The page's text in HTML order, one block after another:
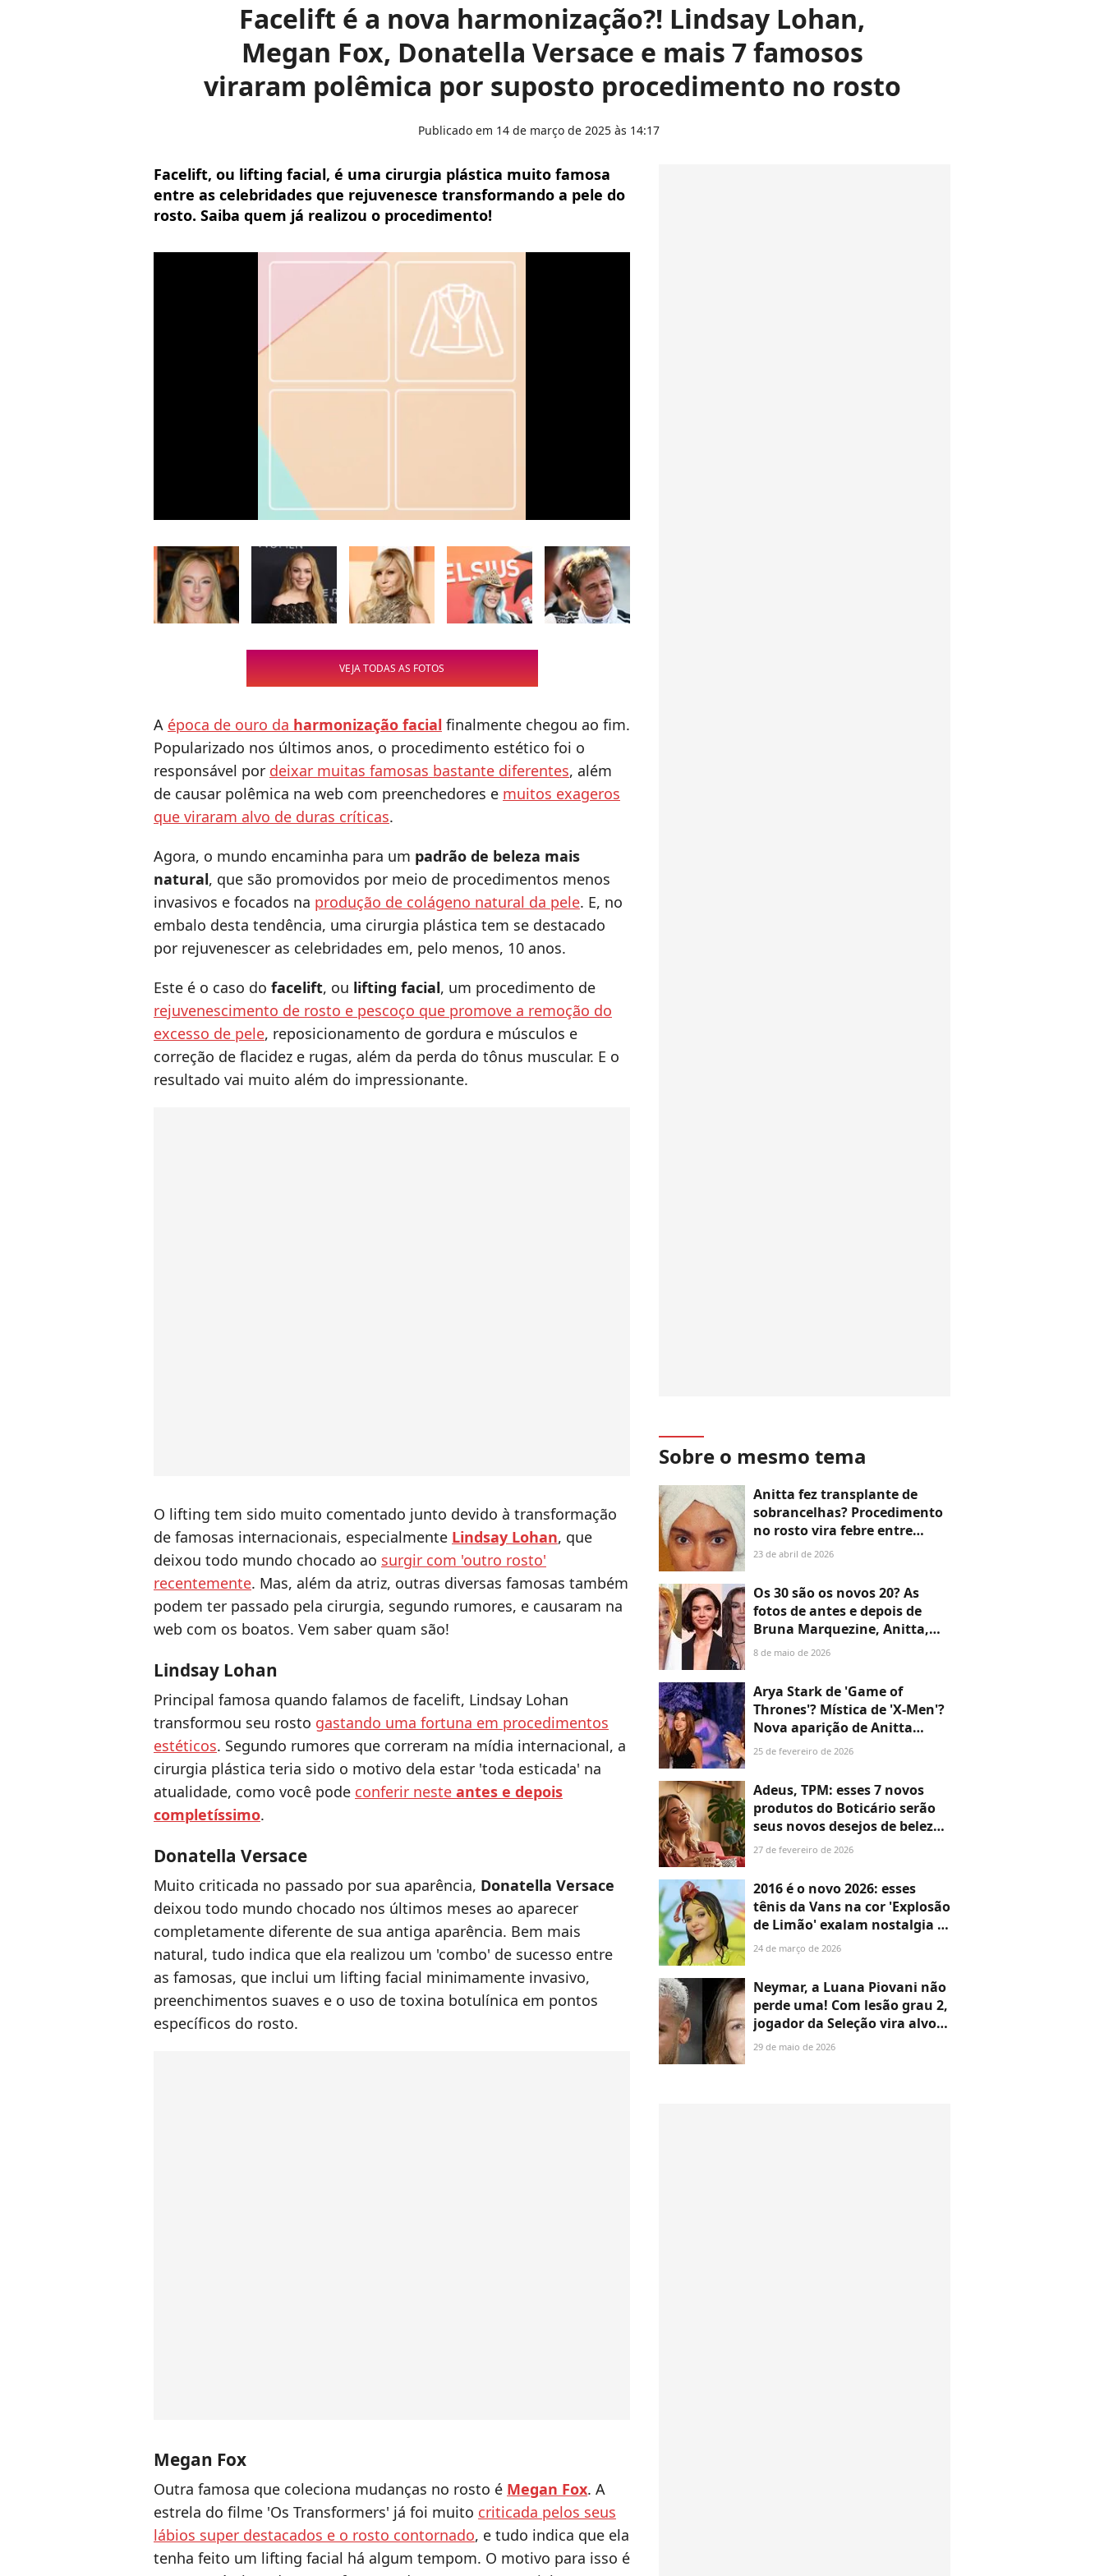
Facelift é a nova harmonização?! Lindsay Lohan,
Megan Fox, Donatella Versace e mais 7 famosos
viraram polêmica por suposto procedimento no rosto
Publicado em 14 de março de 2025 às 14:17
Facelift, ou lifting facial, é uma cirurgia plástica muito famosa
entre as celebridades que rejuvenesce transformando a pele do
rosto. Saiba quem já realizou o procedimento!
VEJA TODAS AS FOTOS
A época de ouro da harmonização facial finalmente chegou ao fim.
Popularizado nos últimos anos, o procedimento estético foi o
responsável por deixar muitas famosas bastante diferentes, além
de causar polêmica na web com preenchedores e muitos exageros
que viraram alvo de duras críticas.
Agora, o mundo encaminha para um padrão de beleza mais
natural, que são promovidos por meio de procedimentos menos
invasivos e focados na produção de colágeno natural da pele. E, no
embalo desta tendência, uma cirurgia plástica tem se destacado
por rejuvenescer as celebridades em, pelo menos, 10 anos.
Este é o caso do facelift, ou lifting facial, um procedimento de
rejuvenescimento de rosto e pescoço que promove a remoção do
excesso de pele, reposicionamento de gordura e músculos e
correção de flacidez e rugas, além da perda do tônus muscular. E o
resultado vai muito além do impressionante.
O lifting tem sido muito comentado junto devido à transformação
de famosas internacionais, especialmente Lindsay Lohan, que
deixou todo mundo chocado ao surgir com 'outro rosto'
recentemente. Mas, além da atriz, outras diversas famosas também
podem ter passado pela cirurgia, segundo rumores, e causaram na
web com os boatos. Vem saber quam são!
Lindsay Lohan
Principal famosa quando falamos de facelift, Lindsay Lohan
transformou seu rosto gastando uma fortuna em procedimentos
estéticos. Segundo rumores que correram na mídia internacional, a
cirurgia plástica teria sido o motivo dela estar 'toda esticada' na
atualidade, como você pode conferir neste antes e depois
completíssimo.
Donatella Versace
Muito criticada no passado por sua aparência, Donatella Versace
deixou todo mundo chocado nos últimos meses ao aparecer
completamente diferente de sua antiga aparência. Bem mais
natural, tudo indica que ela realizou um 'combo' de sucesso entre
as famosas, que inclui um lifting facial minimamente invasivo,
preenchimentos suaves e o uso de toxina botulínica em pontos
específicos do rosto.
Megan Fox
Outra famosa que coleciona mudanças no rosto é Megan Fox. A
estrela do filme 'Os Transformers' já foi muito criticada pelos seus
lábios super destacados e o rosto contornado, e tudo indica que ela
tenha feito um lifting facial há algum tempom. O motivo para isso é
Sobre o mesmo tema
Anitta fez transplante de
sobrancelhas? Procedimento
no rosto vira febre entre
famosas que buscam
explicam: 'Transformação
visível no mesmo dia'
23 de abril de 2026
Os 30 são os novos 20? As
fotos de antes e depois de
Bruna Marquezine, Anitta,
Lindsay Lohan e mais
ter zero neura de envelhecer;
veja!
8 de maio de 2026
Arya Stark de 'Game of
Thrones'? Mística de 'X-Men'?
Nova aparição de Anitta
surpreende fãs por aparência:
novo?'
25 de fevereiro de 2026
Adeus, TPM: esses 7 novos
produtos do Boticário serão
seus novos desejos de beleza
para sobreviver (feliz!) às
menstrual
27 de fevereiro de 2026
2016 é o novo 2026: esses
tênis da Vans na cor 'Explosão
de Limão' exalam nostalgia e
viraram a nova obsessão
24 de março de 2026
Neymar, a Luana Piovani não
perde uma! Com lesão grau 2,
jogador da Seleção vira alvo
(de novo!) da atriz em nova
29 de maio de 2026